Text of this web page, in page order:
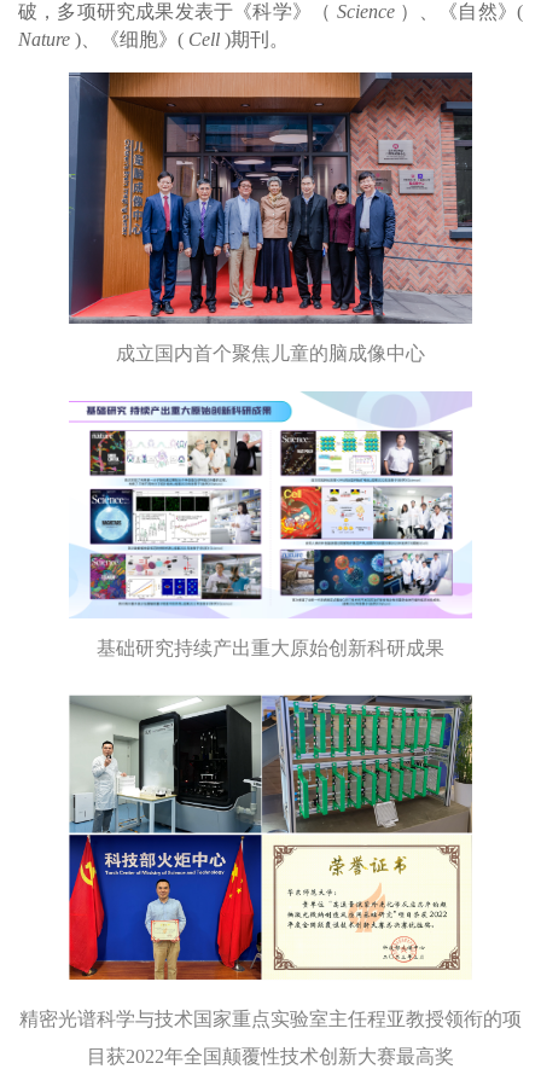
破，多项研究成果发表于《科学》（ Science）、《自然》(
Nature )、《细胞》( Cell )期刊。
成立国内首个聚焦儿童的脑成像中心
基础研究持续产出重大原始创新科研成果
精密光谱科学与技术国家重点实验室主任程亚教授领衔的项
目获2022年全国颠覆性技术创新大赛最高奖